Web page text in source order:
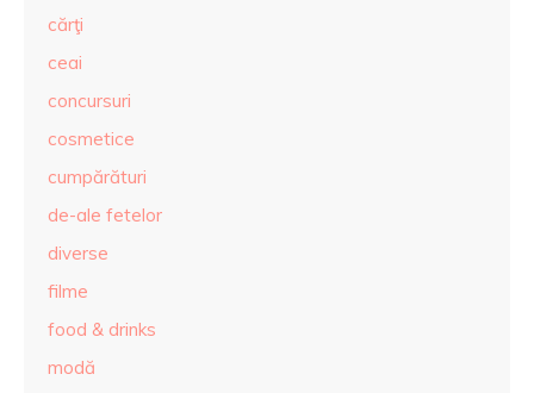
cărţi
ceai
concursuri
cosmetice
cumpărături
de-ale fetelor
diverse
filme
food & drinks
modă